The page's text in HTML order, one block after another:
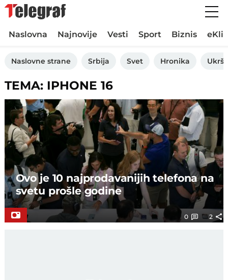
Naslovna Najnovije Vesti Sport Biznis
Naslovne strane Srbija Svet Hronika
TEMA: IPHONE 16
Ovo je 10 najprodavanijih telefona na
svetu prošle godine
0 2